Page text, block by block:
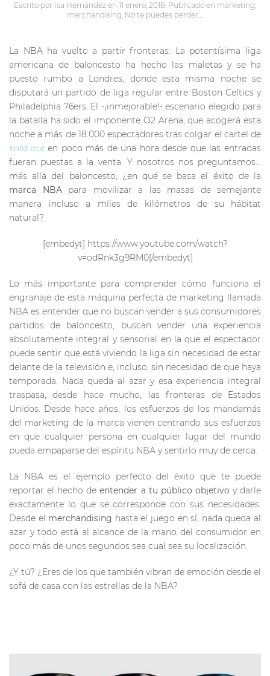
Escrito por Isa Hernández en 11 enero, 2018. Publicado en marketing,
merchandising, No te puedes perder....
La NBA ha vuelto a partir fronteras. La potentísima liga
americana de baloncesto ha hecho las maletas y se ha
puesto rumbo a Londres, donde esta misma noche se
disputará un partido de liga regular entre Boston Celtics y
Philadelphia 76ers. El -¡inmejorable!- escenario elegido para
la batalla ha sido el imponente O2 Arena, que acogerá esta
noche a más de 18.000 espectadores tras colgar el cartel de
sold outen poco más de una hora desde que las entradas
fueran puestas a la venta. Y nosotros nos preguntamos…
más allá del baloncesto, ¿en qué se basa el éxito de la
marca NBA para movilizar a las masas de semejante
manera incluso a miles de kilómetros de su hábitat
natural?
[embedyt] https://www.youtube.com/watch?
v=odRnk3g9RM0[/embedyt]
Lo más importante para comprender cómo funciona el
engranaje de esta máquina perfecta de marketing llamada
NBA es entender que no buscan vender a sus consumidores
partidos de baloncesto, buscan vender una experiencia
absolutamente integral y sensorial en la que el espectador
puede sentir que está viviendo la liga sin necesidad de estar
delante de la televisión e, incluso, sin necesidad de que haya
temporada. Nada queda al azar y esa experiencia integral
traspasa, desde hace mucho, las fronteras de Estados
Unidos. Desde hace años, los esfuerzos de los mandamás
del marketing de la marca vienen centrando sus esfuerzos
en que cualquier persona en cualquier lugar del mundo
pueda empaparse del espíritu NBA y sentirlo muy de cerca.
La NBA es el ejemplo perfecto del éxito que te puede
reportar el hecho deentender a tu público objetivo y darle
exactamente lo que se corresponde con sus necesidades.
Desde el merchandising hasta el juego en sí, nada queda al
azar y todo está al alcance de la mano del consumidor en
poco más de unos segundos sea cual sea su localización.
¿Y tú? ¿Eres de los que también vibran de emoción desde el
sofá de casa con las estrellas de la NBA?